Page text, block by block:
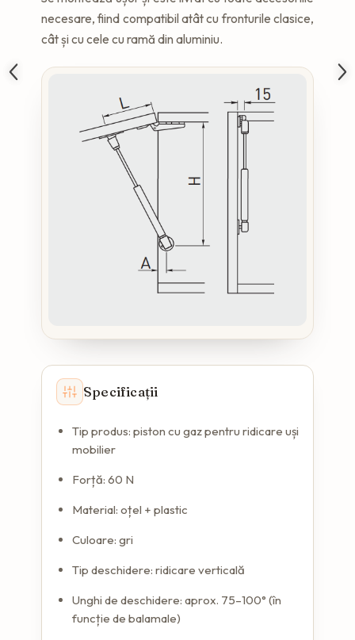
necesare, fiind compatibil atât cu fronturile clasice,
cât și cu cele cu ramă din aluminiu.
Specificații
Tip produs: piston cu gaz pentru ridicare uși
mobilier
Forță: 60 N
Material: oțel + plastic
Culoare: gri
Tip deschidere: ridicare verticală
Unghi de deschidere: aprox. 75–100° (în
funcție de balamale)